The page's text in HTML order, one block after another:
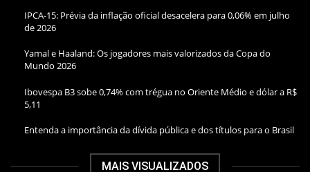
IPCA-15: Prévia da inflação oficial desacelera para 0,06% em julho
de 2026
Yamal e Haaland: Os jogadores mais valorizados da Copa do
Mundo 2026
Ibovespa B3 sobe 0,74% com trégua no Oriente Médio e dólar a R$
5,11
Entenda a importância da dívida pública e dos títulos para o Brasil
MAIS VISUALIZADOS